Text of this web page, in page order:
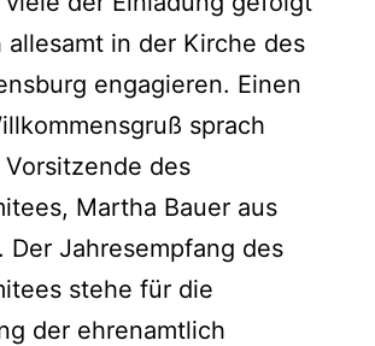
allesamt in der Kirche des
engagieren. Einen
sprach
des
Martha Bauer aus
Der Jahresempfang des
stehe für die
der ehrenamtlich